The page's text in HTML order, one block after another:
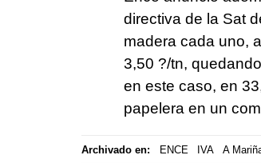
directiva de la Sat
madera cada uno,
3,50 ?/tn,
en este caso, en
papelera en un
Archivado en: ENCE IVA A